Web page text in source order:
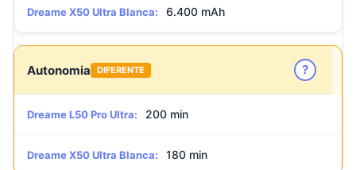
Dreame X50 Ultra Blanca: 6.400 mAh
Autonomia DIFERENTE ?
Dreame L50 Pro Ultra: 200 min
Dreame X50 Ultra Blanca: 180 min